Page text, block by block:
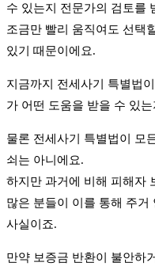
수 있는지 전문가의 검토를
조금만 빨리 움직여도 선택
있기 때문이에요.
지금까지 전세사기 특별법
가 어떤 도움을 받을 수 있
물론 전세사기 특별법이 모
쇠는 아니에요.
하지만 과거에 비해 피해자
많은 분들이 이를 통해 주거
사실이죠.
만약 보증금 반환이 불안하